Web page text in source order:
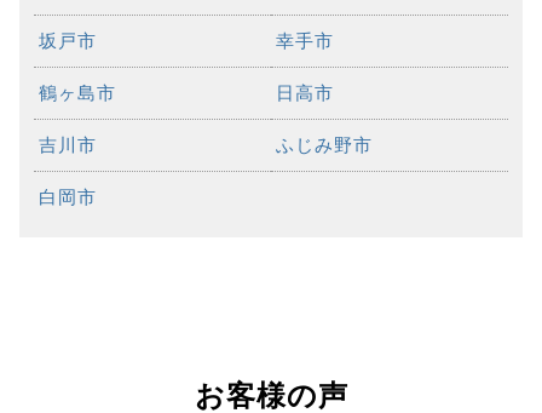
坂戸市 幸手市
鶴ヶ島市 日高市
吉川市 ふじみ野市
白岡市
お客様の声